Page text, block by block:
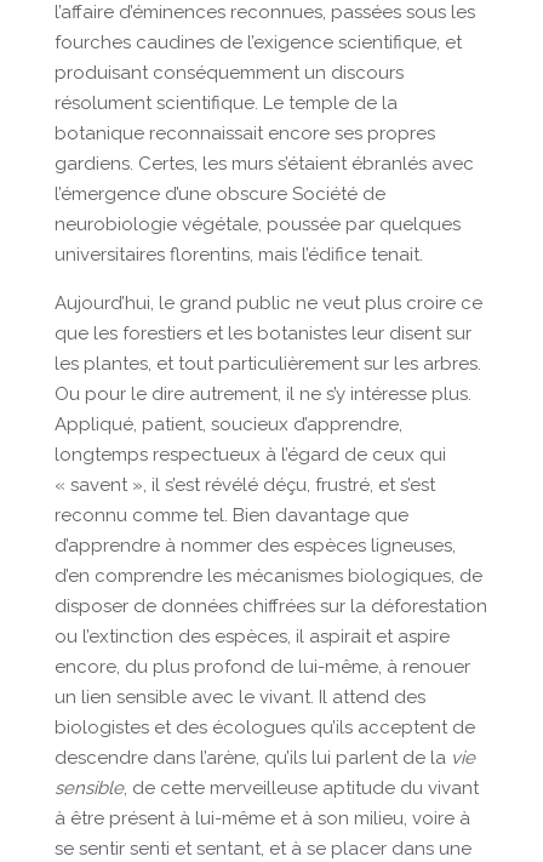
l’affaire d’éminences reconnues, passées sous les
fourches caudines de l’exigence scientifique, et
produisant conséquemment un discours
résolument scientifique. Le temple de la
botanique reconnaissait encore ses propres
gardiens. Certes, les murs s’étaient ébranlés avec
l’émergence d’une obscure Société de
neurobiologie végétale, poussée par quelques
universitaires florentins, mais l’édifice tenait.
Aujourd’hui, le grand public ne veut plus croire ce
que les forestiers et les botanistes leur disent sur
les plantes, et tout particulièrement sur les arbres.
Ou pour le dire autrement, il ne s’y intéresse plus.
Appliqué, patient, soucieux d’apprendre,
longtemps respectueux à l’égard de ceux qui
« savent », il s’est révélé déçu, frustré, et s’est
reconnu comme tel. Bien davantage que
d’apprendre à nommer des espèces ligneuses,
d’en comprendre les mécanismes biologiques, de
disposer de données chiffrées sur la déforestation
ou l’extinction des espèces, il aspirait et aspire
encore, du plus profond de lui-même, à renouer
un lien sensible avec le vivant. Il attend des
biologistes et des écologues qu’ils acceptent de
descendre dans l’arène, qu’ils lui parlent de la vie
sensible, de cette merveilleuse aptitude du vivant
à être présent à lui-même et à son milieu, voire à
se sentir senti et sentant, et à se placer dans une